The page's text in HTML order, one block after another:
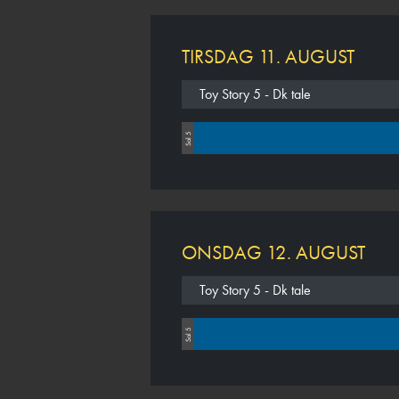
TIRSDAG 11. AUGUST
Toy Story 5 - Dk tale
Sal 5
ONSDAG 12. AUGUST
Toy Story 5 - Dk tale
Sal 5